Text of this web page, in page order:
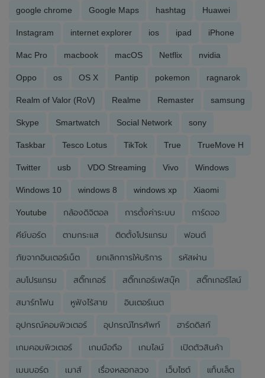
google chrome Google Maps hashtag Huawei
Instagram internet explorer ios ipad iPhone
Mac Pro macbook macOS Netflix nvidia
Oppo os OS X Pantip pokemon ragnarok
Realm of Valor (RoV) Realme Remaster samsung
Skype Smartwatch Social Network sony
Taskbar Tesco Lotus TikTok True TrueMove H
Twitter usb VDO Streaming Vivo Windows
Windows 10 windows 8 windows xp Xiaomi
Youtube กล้องดิจิตอล การตั้งค่าระบบ การ์ดจอ
คีย์บอร์ด ตามกระแส ติดตั้งโปรแกรม ฟอนต์
ภัยจากอินเตอร์เน็ต ยกเลิกการให้บริการ รหัสผ่าน
ลบโปรแกรม สติ๊กเกอร์ สติ๊กเกอร์เฟสบุ๊ค สติ๊กเกอร์ไลน์
สมาร์ทโฟน หูฟังไร้สาย อินเตอร์เนต
อุปกรณ์คอมพิวเตอร์ อุปกรณ์โทรศัพท์ ฮาร์ดดิสก์
เกมคอมพิวเตอร์ เกมมือถือ เกมไลน์ เปิดตัวสินค้า
เมนบอร์ด เมาส์ เรื่องหลอกลวง เว็บไซต์ แท็บเล็ต